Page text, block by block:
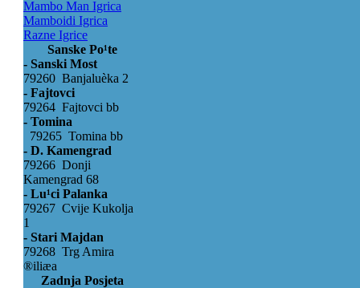
Mambo Man Igrica
Mamboidi Igrica
Razne Igrice
Sanske Po¹te
- Sanski Most
79260 Banjaluèka 2
- Fajtovci
79264 Fajtovci bb
- Tomina
79265 Tomina bb
- D. Kamengrad
79266 Donji
Kamengrad 68
- Lu¹ci Palanka
79267 Cvije Kukolja
1
- Stari Majdan
79268 Trg Amira
®iliæa
Zadnja Posjeta